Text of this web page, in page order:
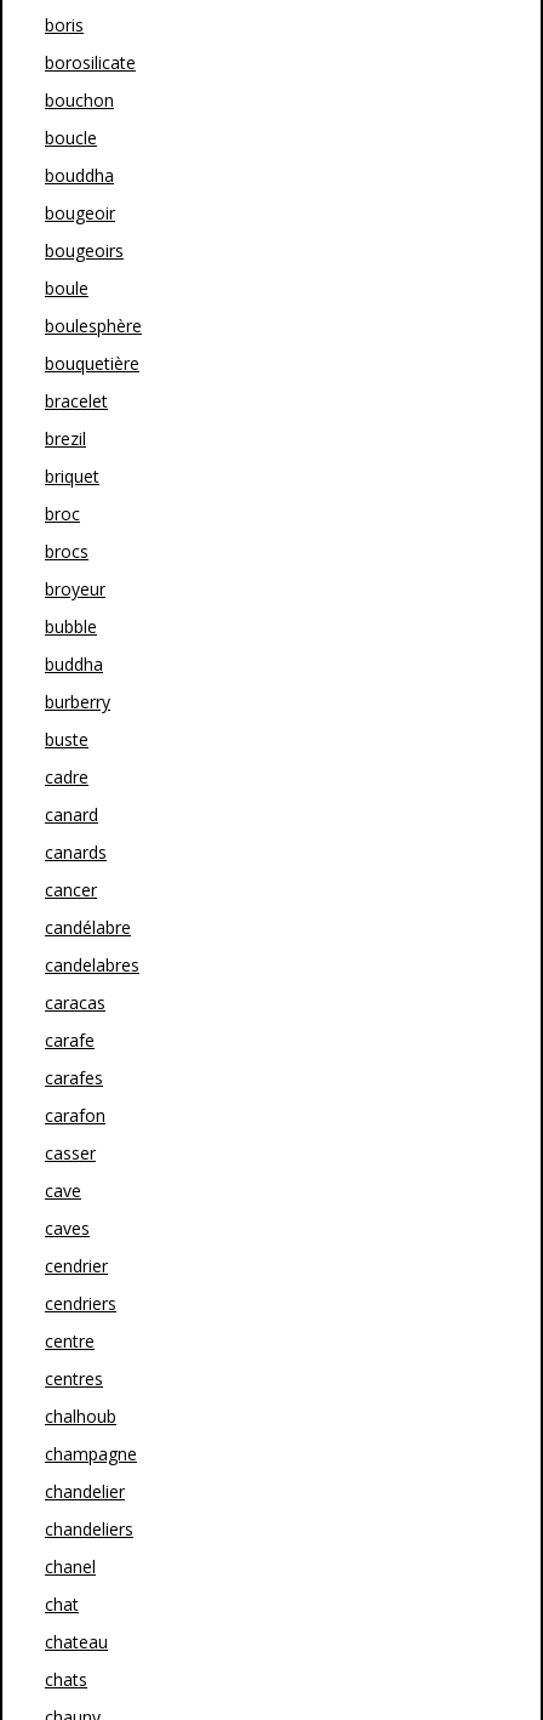
boris
borosilicate
bouchon
boucle
bouddha
bougeoir
bougeoirs
boule
boulesphère
bouquetière
bracelet
brezil
briquet
broc
brocs
broyeur
bubble
buddha
burberry
buste
cadre
canard
canards
cancer
candélabre
candelabres
caracas
carafe
carafes
carafon
casser
cave
caves
cendrier
cendriers
centre
centres
chalhoub
champagne
chandelier
chandeliers
chanel
chat
chateau
chats